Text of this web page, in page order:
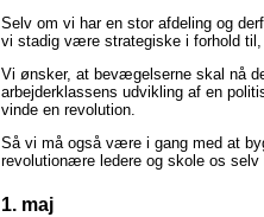
Selv om vi har en stor afdeling og
vi stadig være strategiske i forhold
Vi ønsker, at bevægelserne skal nå
arbejderklassens udvikling af en
vinde en revolution.
Så vi må også være i gang med at
revolutionære ledere og skole os selv
1. maj